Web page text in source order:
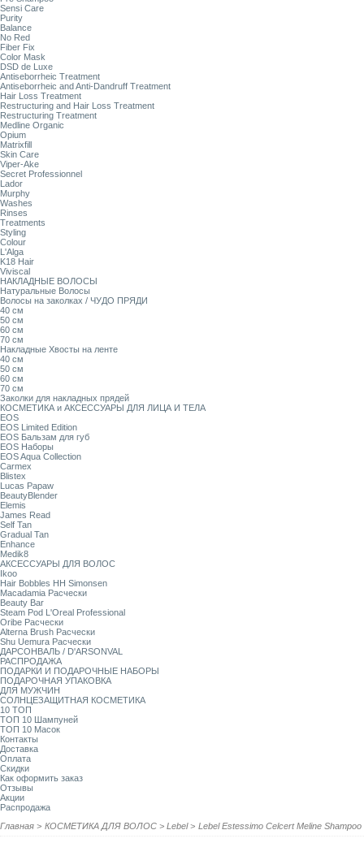
Sensi Care
Purity
Balance
No Red
Fiber Fix
Color Mask
DSD de Luxe
Antiseborrheic Treatment
Antiseborrheic and Anti-Dandruff Treatment
Hair Loss Treatment
Restructuring and Hair Loss Treatment
Restructuring Treatment
Medline Organic
Opium
Matrixfill
Skin Care
Viper-Ake
Secret Professionnel
Lador
Murphy
Washes
Rinses
Treatments
Styling
Colour
L'Alga
K18 Hair
Viviscal
НАКЛАДНЫЕ ВОЛОСЫ
Натуральные Волосы
Волосы на заколках / ЧУДО ПРЯДИ
40 см
50 см
60 см
70 см
Накладные Хвосты на ленте
40 см
50 см
60 см
70 см
Заколки для накладных прядей
КОСМЕТИКА и АКСЕССУАРЫ ДЛЯ ЛИЦА И ТЕЛА
EOS
EOS Limited Edition
EOS Бальзам для губ
EOS Наборы
EOS Aqua Collection
Carmex
Blistex
Lucas Papaw
BeautyBlender
Elemis
James Read
Self Tan
Gradual Tan
Enhance
Medik8
АКСЕССУАРЫ ДЛЯ ВОЛОС
Ikoo
Hair Bobbles HH Simonsen
Macadamia Расчески
Beauty Bar
Steam Pod L'Oreal Professional
Oribe Расчески
Alterna Brush Расчески
Shu Uemura Расчески
ДАРСОНВАЛЬ / D'ARSONVAL
РАСПРОДАЖА
ПОДАРКИ И ПОДАРОЧНЫЕ НАБОРЫ
ПОДАРОЧНАЯ УПАКОВКА
ДЛЯ МУЖЧИН
СОЛНЦЕЗАЩИТНАЯ КОСМЕТИКА
10 ТОП
ТОП 10 Шампуней
ТОП 10 Масок
Контакты
Доставка
Оплата
Скидки
Как оформить заказ
Отзывы
Акции
Распродажа
Главная > КОСМЕТИКА ДЛЯ ВОЛОС > Lebel > Lebel Estessimo Celcert Meline